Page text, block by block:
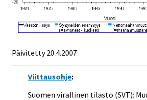
Päivitetty20.4.2007
Viittausohje:
Suomen virallinen tilasto (SVT):